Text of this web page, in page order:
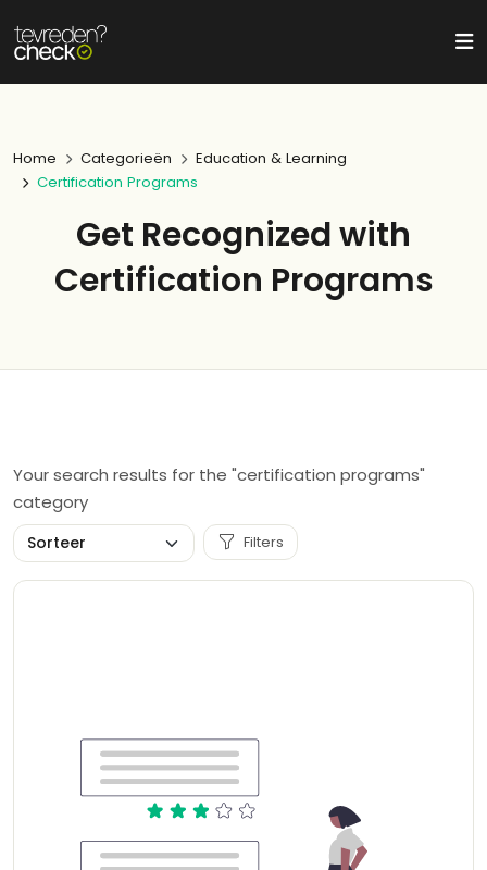
Home Categorieën
Education & Learning
Certification Programs
Get Recognized with
Certification Programs
Your search results for the "certification programs"
category
Filters